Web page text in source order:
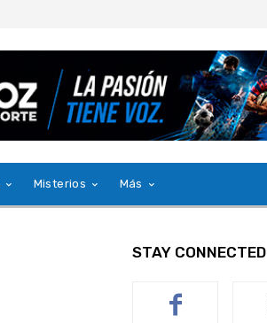
Misterios Más
STAY CONNECTED